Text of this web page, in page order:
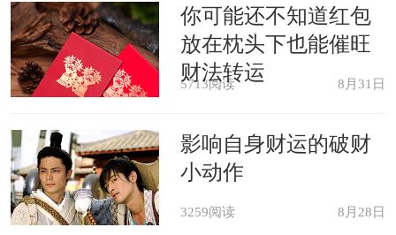
很有帮助。
佩戴黄水晶
黄水晶也是生肖狗在2021年比较适
合佩戴的宝石之一。黄水晶的主要功效
是招财，聚集财富，让生肖狗在财富方
你可能还不知道红包
放在枕头下也能催旺
财法转运
5713阅读 8月31日
影响自身财运的破财
小动作
3259阅读 8月28日